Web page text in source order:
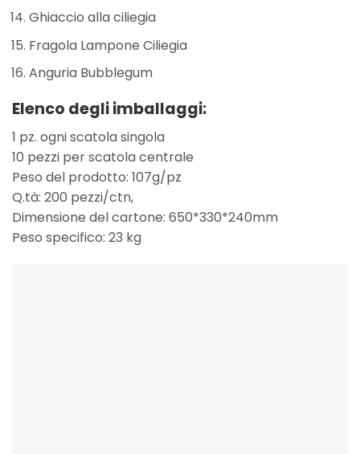
Ghiaccio alla ciliegia
Fragola Lampone Ciliegia
Anguria Bubblegum
Elenco degli imballaggi:
1 pz. ogni scatola singola
10 pezzi per scatola centrale
Peso del prodotto: 107g/pz
Q.tà: 200 pezzi/ctn,
Dimensione del cartone: 650*330*240mm
Peso specifico: 23 kg